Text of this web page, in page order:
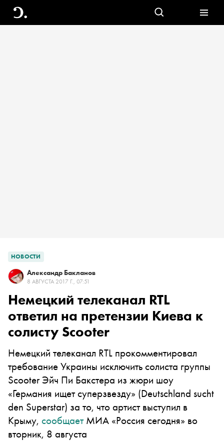
НОВОСТИ
Александр Бакланов
8 АВГУСТА 2017 Г., 07:51
Немецкий телеканал RTL
ответил на претензии Киева к
солисту Scooter
Немецкий телеканал RTL прокомментировал
требование Украины исключить солиста группы
Scooter Эйч Пи Бакстера из жюри шоу
«Германия ищет суперзвезду» (Deutschland sucht
den Superstar) за то, что артист выступил в
Крыму, сообщаетМИА «Россия сегодня» во
вторник, 8 августа